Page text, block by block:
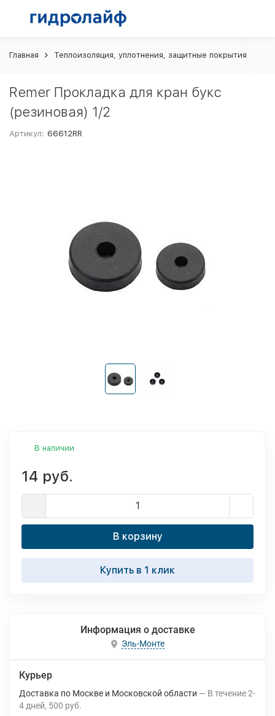
Главная Теплоизоляция, уплотнения, защитные покрытия
Remer Прокладка для кран букс
(резиновая) 1/2
Артикул: 66612RR
В наличии
14 руб.
В корзину
Купить в 1 клик
Информация о доставке
Эль-Монте
Курьер
Доставка по Москве и Московской области В течение2-
4 дней 500 руб.